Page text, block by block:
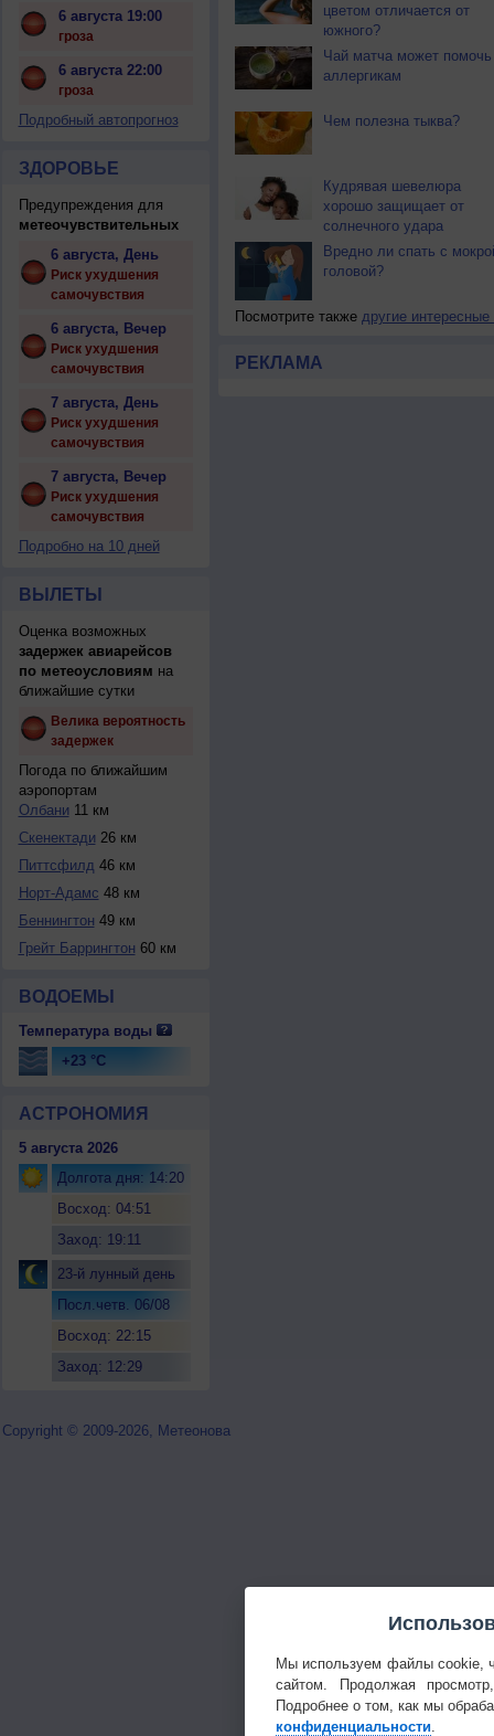
6 августа 19:00
гроза
6 августа 22:00
гроза
Подробный автопрогноз
ЗДОРОВЬЕ
Предупреждения для
метеочувствительных
6 августа, День
Риск ухудшения
самочувствия
6 августа, Вечер
Риск ухудшения
самочувствия
7 августа, День
Риск ухудшения
самочувствия
7 августа, Вечер
Риск ухудшения
самочувствия
Подробно на 10 дней
ВЫЛЕТЫ
Оценка возможных
задержек авиарейсов
по метеоусловиям на
ближайшие сутки
Велика вероятность
задержек
Погода по ближайшим
аэропортам
Олбани 11 км
Скенектади 26 км
Питтсфилд 46 км
Норт-Адамс 48 км
Беннингтон 49 км
Грейт Баррингтон 60 км
ВОДОЕМЫ
Температура воды
+23 °C
АСТРОНОМИЯ
5 августа 2026
Долгота дня: 14:20
Восход: 04:51
Заход: 19:11
23-й лунный день
Посл.четв. 06/08
Восход: 22:15
Заход: 12:29
цветом отличается от
южного?
Чай матча может помочь
аллергикам
Чем полезна тыква?
Кудрявая шевелюра
хорошо защищает от
солнечного удара
Вредно ли спать с
головой?
Посмотрите также другие интересные
РЕКЛАМА
Copyright © 2009-2026, Метеонова
Мы используем файлы cookie,
сайтом. Продолжая
Подробнее о том, как мы
конфиденциальности.